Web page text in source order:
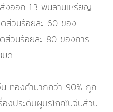
งออก 1.3 พันล้านเหรียญ
ส่วนร้อยละ 60 ของ
ส่วนร้อยละ 80 ของการ
มด
ทองคำมากกว่า 90% ถูก
งประดับผู้บริโภคในจีนส่วน